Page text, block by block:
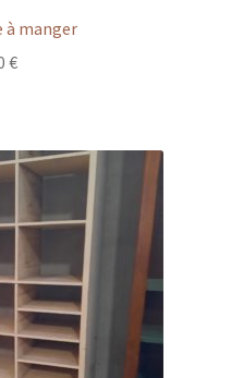
à manger
€